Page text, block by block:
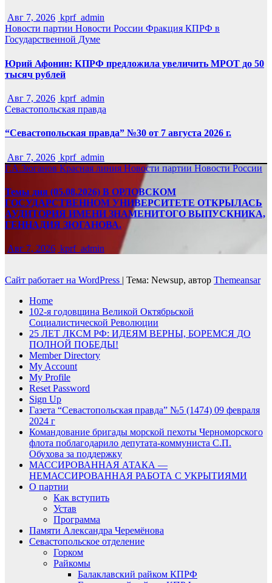
Авг 7, 2026 kprf_admin
Новости партии Новости России Фракция КПРФ в
Государственной Думе
Юрий Афонин: КПРФ предложила увеличить МРОТ до 50
тысяч рублей
Авг 7, 2026 kprf_admin
Севастопольская правда
“Севастопольская правда” №30 от 7 августа 2026 г.
Авг 7, 2026 kprf_admin
Г.А.Зюганов Красная линия Новости партии Новости России
Темы дня (05.08.2026) В ОРЛОВСКОМ
ГОСУДАРСТВЕННОМ УНИВЕРСИТЕТЕ ОТКРЫЛАСЬ
АУДИТОРИЯ ИМЕНИ ЗНАМЕНИТОГО ВЫПУСКНИКА,
ГЕННАДИЯ ЗЮГАНОВА.
Авг 7, 2026 kprf_admin
Сайт работает на WordPress | Тема: Newsup, автор Themeansar
Home
102-я годовщина Великой Октябрьской
Социалистической Революции
25 ЛЕТ ЛКСМ РФ: ИДЕЯМ ВЕРНЫ, БОРЕМСЯ ДО
ПОЛНОЙ ПОБЕДЫ!
Member Directory
My Account
My Profile
Reset Password
Sign Up
Газета “Севастопольская правда” №5 (1474) 09 февраля
2024 г
Командование бригады морской пехоты Черноморского
флота поблагодарило депутата-коммуниста С.П.
Обухова за поддержку
МАССИРОВАННАЯ АТАКА —
НЕМАССИРОВАННАЯ РАБОТА С УКРЫТИЯМИ
О партии
Как вступить
Устав
Программа
Памяти Александра Черемёнова
Севастопольское отделение
Горком
Райкомы
Балаклавский райком КПРФ